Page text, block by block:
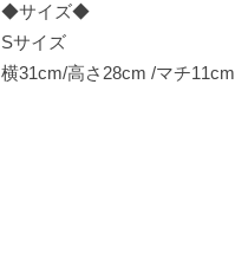
◆サイズ◆
Sサイズ
横31cm/高さ28cm /マチ11cm